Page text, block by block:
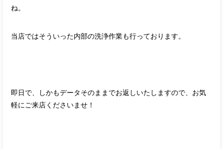
ね。
当店ではそういった内部の洗浄作業も行っております。
即日で、しかもデータそのままでお返しいたしますので、お気
軽にご来店くださいませ！